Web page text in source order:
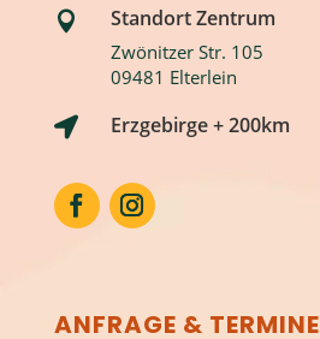
 Standort Zentrum
Zwönitzer Str. 105
09481 Elterlein
 Erzgebirge + 200km
ANFRAGE & TERMINE